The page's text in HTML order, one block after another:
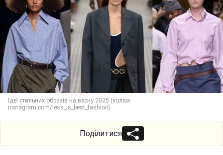
Ідеї стильних образів на весну 2025 (колаж:
instagram.com/less_is_best_fashion)
Поділитися